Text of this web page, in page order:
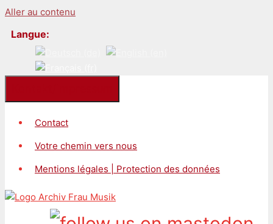
Aller au contenu
Langue:
Contact
Votre chemin vers nous
Mentions légales | Protection des données